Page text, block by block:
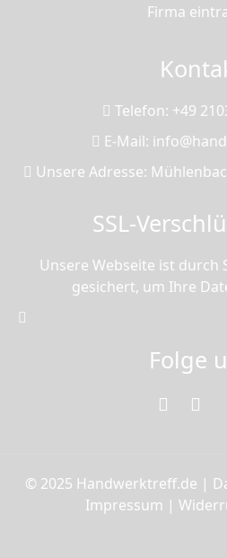
Firma
Telefon: +49
E-Mail:
Unsere Adresse:
SSL-
Unsere Webseite ist durch
gesichert, um Ihre
Folge
© 2025 Handwerktreff.de |
Impressum |